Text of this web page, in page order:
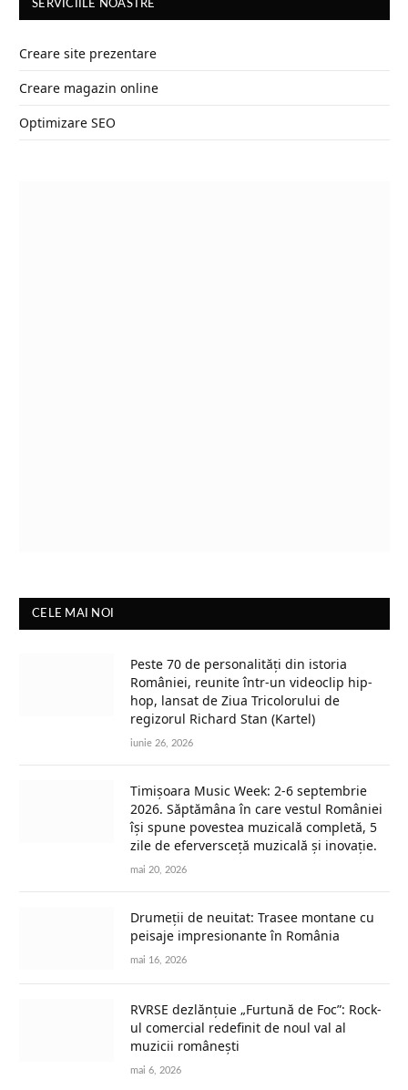
SERVICIILE NOASTRE
Creare site prezentare
Creare magazin online
Optimizare SEO
CELE MAI NOI
Peste 70 de personalități din istoria
României, reunite într-un videoclip hip-
hop, lansat de Ziua Tricolorului de
regizorul Richard Stan (Kartel)
iunie 26, 2026
Timișoara Music Week: 2-6 septembrie
2026. Săptămâna în care vestul României
își spune povestea muzicală completă, 5
zile de eferversceță muzicală și inovație.
mai 20, 2026
Drumeții de neuitat: Trasee montane cu
peisaje impresionante în România
mai 16, 2026
RVRSE dezlănțuie „Furtună de Foc”: Rock-
ul comercial redefinit de noul val al
muzicii românești
mai 6, 2026